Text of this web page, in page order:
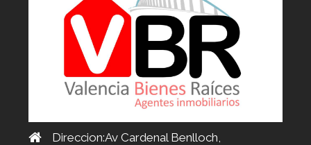
Direccion:Av Cardenal Benlloch,